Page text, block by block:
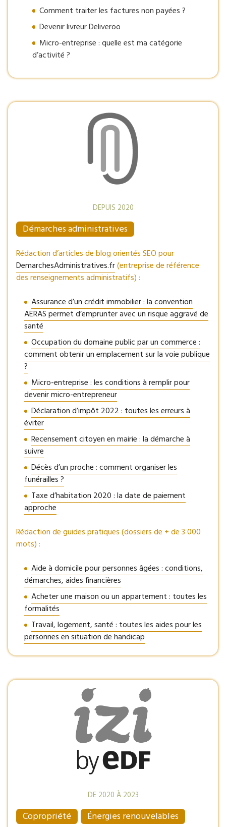
Comment traiter les factures non payées ?
Devenir livreur Deliveroo
Micro-entreprise : quelle est ma catégorie
d’activité ?
DEPUIS 2020
Démarches administratives
Rédaction d’articles de blog orientés SEO pour
DemarchesAdministratives.fr(entreprise de référence
des renseignements administratifs) :
Assurance d’un crédit immobilier : la convention
AERAS permet d’emprunter avec un risque aggravé de
santé
Occupation du domaine public par un commerce :
comment obtenir un emplacement sur la voie publique
?
Micro-entreprise : les conditions à remplir pour
devenir micro-entrepreneur
Déclaration d’impôt 2022 : toutes les erreurs à
éviter
Recensement citoyen en mairie : la démarche à
suivre
Décès d’un proche : comment organiser les
funérailles ?
Taxe d’habitation 2020 : la date de paiement
approche
Rédaction de guides pratiques (dossiers de + de 3 000
mots) :
Aide à domicile pour personnes âgées : conditions,
démarches, aides financières
Acheter une maison ou un appartement : toutes les
formalités
Travail, logement, santé : toutes les aides pour les
personnes en situation de handicap
DE 2020 À 2023
Copropriété
Énergies renouvelables